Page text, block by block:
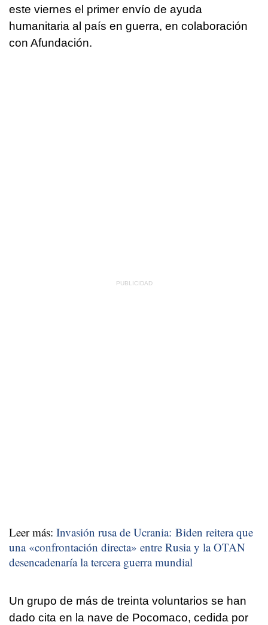
este viernes el primer envío de ayuda
humanitaria al país en guerra, en colaboración
con Afundación.
Leer más: Invasión rusa de Ucrania: Biden reitera que
una «confrontación directa» entre Rusia y la OTAN
desencadenaría la tercera guerra mundial
Un grupo de más de treinta voluntarios se han
dado cita en la nave de Pocomaco, cedida por